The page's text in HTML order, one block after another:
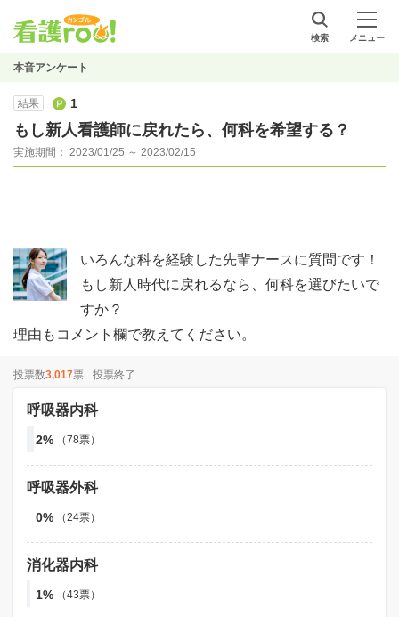
検索 メニュー
本音アンケート
結果 1
もし新人看護師に戻れたら、何科を希望する？
実施期間： 2023/01/25 ～ 2023/02/15
いろんな科を経験した先輩ナースに質問です！
もし新人時代に戻れるなら、何科を選びたいで
すか？
理由もコメント欄で教えてください。
投票数3,017票 投票終了
呼吸器内科
2% （78票）
呼吸器外科
0% （24票）
消化器内科
1% （43票）